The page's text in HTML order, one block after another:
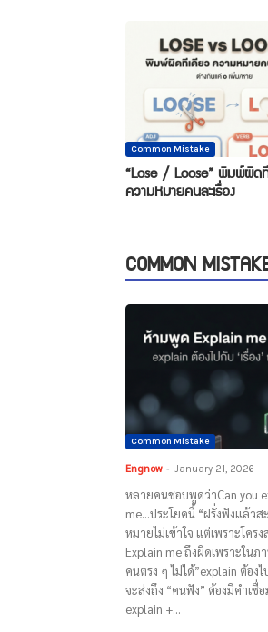
Common Mistake
“Lose / Loose” พิมพ์ผิด
ความหมายคนละเรื่อง
COMMON
Common Mistake
Engnow - January 21, 2026
หลายคนชอบพูดว่าCan you
me…ประโยคนี้ “ฝรั่งฟังแล้วส
หมายไม่เข้าใจ แต่เพราะโคร
Explain me ถึงผิดเพราะใน
คนตรง ๆ ไม่ได้”explain ต้อง
จะส่งถึง “คนฟัง” ต้องมีคำเชื่
explain +...